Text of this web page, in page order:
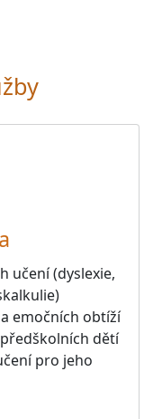
učení (dyslexie,
emočních obtíží
dětí
pro jeho